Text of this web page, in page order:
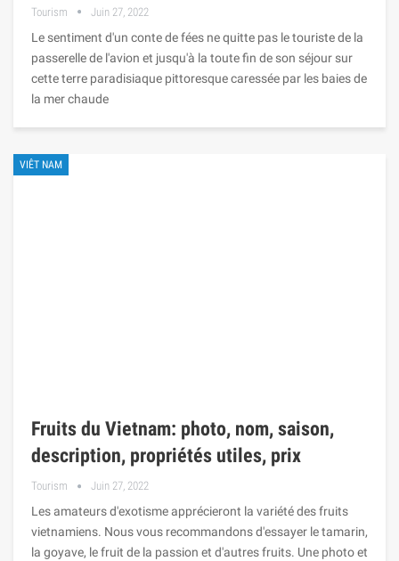
Tourism Juin 27, 2022
Le sentiment d'un conte de fées ne quitte pas le touriste de la
passerelle de l'avion et jusqu'à la toute fin de son séjour sur
cette terre paradisiaque pittoresque caressée par les baies de
la mer chaude
VIÊT NAM
Fruits du Vietnam: photo, nom, saison,
description, propriétés utiles, prix
Tourism Juin 27, 2022
Les amateurs d'exotisme apprécieront la variété des fruits
vietnamiens. Nous vous recommandons d'essayer le tamarin,
la goyave, le fruit de la passion et d'autres fruits. Une photo et